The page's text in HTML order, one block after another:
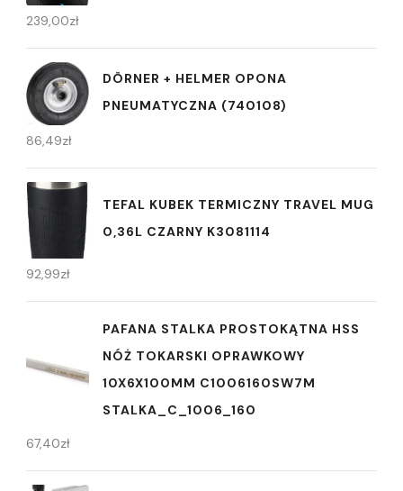
239,00zł
DÖRNER + HELMER OPONA
PNEUMATYCZNA (740108)
86,49zł
TEFAL KUBEK TERMICZNY TRAVEL MUG
0,36L CZARNY K3081114
92,99zł
PAFANA STALKA PROSTOKĄTNA HSS
NÓŻ TOKARSKI OPRAWKOWY
10X6X100MM C1006160SW7M
STALKA_C_1006_160
67,40zł